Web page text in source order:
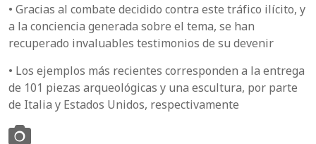
• Gracias al combate decidido contra este tráfico ilícito, y
a la conciencia generada sobre el tema, se han
recuperado invaluables testimonios de su devenir
• Los ejemplos más recientes corresponden a la entrega
de 101 piezas arqueológicas y una escultura, por parte
de Italia y Estados Unidos, respectivamente